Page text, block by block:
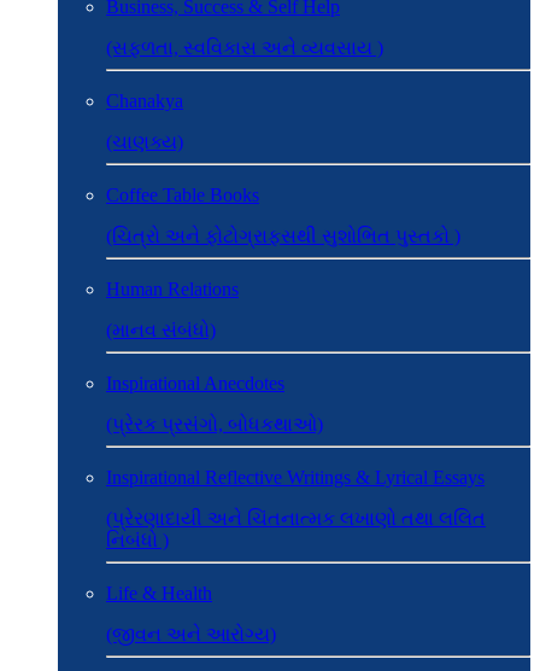
Business, Success & Self Help
(સફળતા, સ્વવિકાસ અને વ્યવસાય )
Chanakya
(ચાણક્ય)
Coffee Table Books
(ચિત્રો અને ફોટોગ્રાફ્સથી સુશોભિત પુસ્તકો )
Human Relations
(માનવ સંબંધો)
Inspirational Anecdotes
(પ્રેરક પ્રસંગો, બોધકથાઓ)
Inspirational Reflective Writings & Lyrical Essays
(પ્રેરણાદાયી અને ચિંતનાત્મક લખાણો તથા લલિત
નિબંધો )
Life & Health
(જીવન અને આરોગ્ય)